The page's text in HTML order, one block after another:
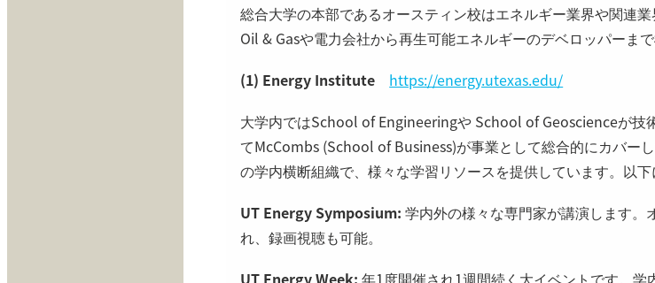
総合大学の本部であるオースティン校はエネルギー業界や関連
Oil & Gasや電力会社から再生可能エネルギーのデベロッパーま
(1) Energy Institute
https://energy.utexas.edu/
大学内ではSchool of Engineeringや School of Geoscienceが技
てMcCombs (School of Business)が事業として総合的にカバー
の学内横断組織で、様々な学習リソースを提供しています。以下
UT Energy Symposium: 学内外の様々な専門家が講演します。
れ、録画視聴も可能。